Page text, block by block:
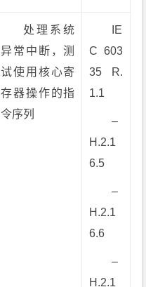
处理系统
异常中断，测
试使用核心寄
存器操作的指
令序列
IE
C 603
35 R.
1.1
–
H.2.1
6.5
–
H.2.1
6.6
–
H.2.1